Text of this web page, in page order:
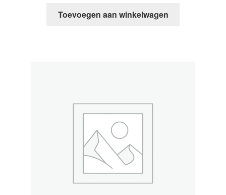
Toevoegen aan winkelwagen